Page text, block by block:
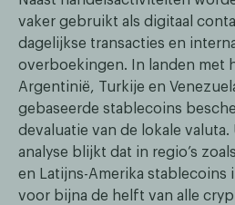
vaker gebruikt als digitaal
dagelijkse transacties en
overboekingen. In landen met
Argentinië, Turkije en
gebaseerde stablecoins
devaluatie van de lokale valuta.
analyse blijkt dat in regio’s
en Latijns-Amerika stablecoins
voor bijna de helft van alle